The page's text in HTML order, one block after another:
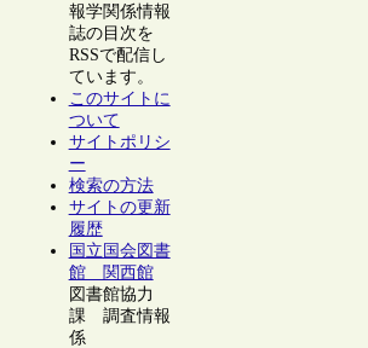
報学関係情報
誌の目次を
RSSで配信し
ています。
このサイトに
ついて
サイトポリシ
ー
検索の方法
サイトの更新
履歴
国立国会図書
館 関西館
図書館協力
課 調査情報
係